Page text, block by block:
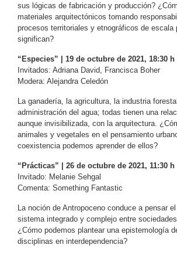
sus lógicas de fabricación y producción?
materiales arquitectónicos tomando
procesos territoriales y etnográficos de escala
significan?
“Especies” | 19 de octubre de 2021, 18:30 h
Invitados: Adriana David, Francisca Boher
Modera: Alejandra Celedón
La ganadería, la agricultura, la industria
administración del agua; todas tienen una
aunque invisibilizada, con la arquitectura.
animales y vegetales en el pensamiento
coexistencia podemos aprender de ellos?
“Prácticas” | 26 de octubre de 2021, 11:30 h
Invitado: Melanie Sehgal
Comenta: Something Fantastic
La noción de Antropoceno conduce a pensar
sistema integrado y complejo entre
¿Cómo podemos plantear una epistemología
disciplinas en interdependencia?